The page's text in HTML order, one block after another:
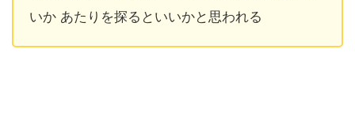
いか あたりを探るといいかと思われる